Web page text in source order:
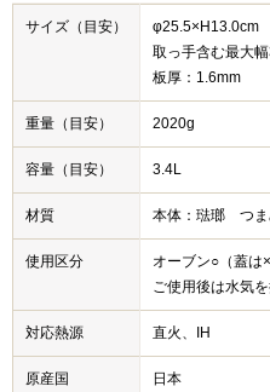
サイズ（目安）
φ25.5×H13.0cm
取っ手含む最大
板厚：1.6mm
重量（目安） 2020g
容量（目安） 3.4L
材質 本体：琺瑯 つま
使用区分
オーブン○（蓋は
ご使用後は水気
対応熱源 直火、IH
原産国 日本